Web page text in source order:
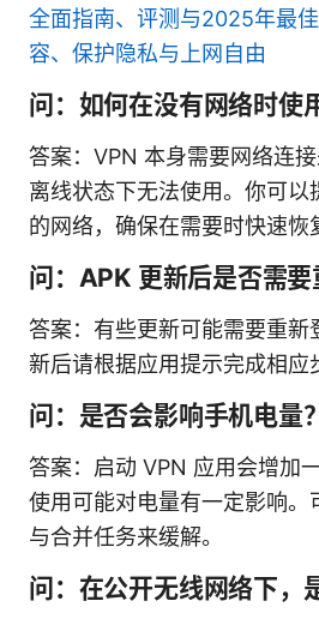
全面指南、评测与2025年最
容、保护隐私与上网自由
问：如何在没有网络时使
答案：VPN 本身需要网络连
离线状态下无法使用。你可以
的网络，确保在需要时快速恢
问：APK 更新后是否需要
答案：有些更新可能需要重新
新后请根据应用提示完成相应
问：是否会影响手机电量？
答案：启动 VPN 应用会增加
使用可能对电量有一定影响。
与合并任务来缓解。
问：在公开无线网络下，